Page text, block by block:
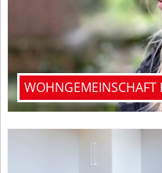
WOHNGEMEINSCHAFT